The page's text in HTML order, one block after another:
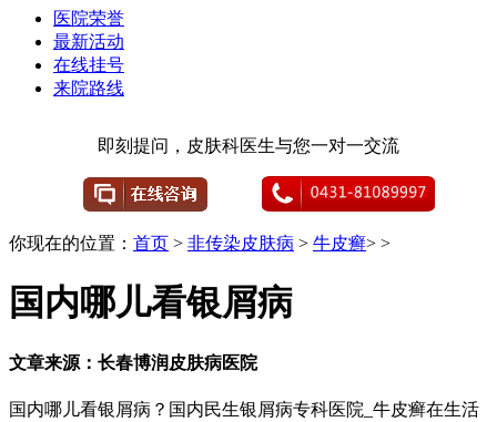
医院荣誉
最新活动
在线挂号
来院路线
即刻提问，皮肤科医生与您一对一交流
你现在的位置： 首页 > 非传染皮肤病 > 牛皮癣> >
国内哪儿看银屑病
文章来源：长春博润皮肤病医院
国内哪儿看银屑病？国内民生银屑病专科医院_牛皮癣在生活